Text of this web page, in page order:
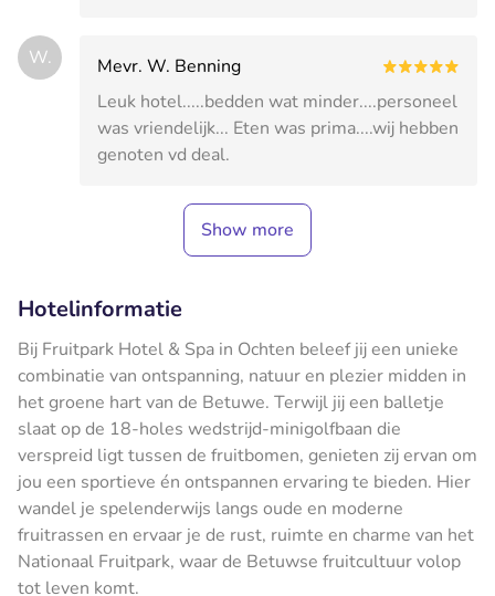
W.
Mevr. W. Benning
Leuk hotel.....bedden wat minder....personeel
was vriendelijk... Eten was prima....wij hebben
genoten vd deal.
Show more
Hotelinformatie
Bij Fruitpark Hotel & Spa in Ochten beleef jij een unieke
combinatie van ontspanning, natuur en plezier midden in
het groene hart van de Betuwe. Terwijl jij een balletje
slaat op de 18-holes wedstrijd-minigolfbaan die
verspreid ligt tussen de fruitbomen, genieten zij ervan om
jou een sportieve én ontspannen ervaring te bieden. Hier
wandel je spelenderwijs langs oude en moderne
fruitrassen en ervaar je de rust, ruimte en charme van het
Nationaal Fruitpark, waar de Betuwse fruitcultuur volop
tot leven komt.